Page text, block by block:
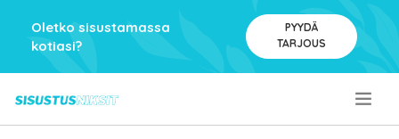
Oletko sisustamassa
kotiasi?
PYYDÄ
TARJOUS